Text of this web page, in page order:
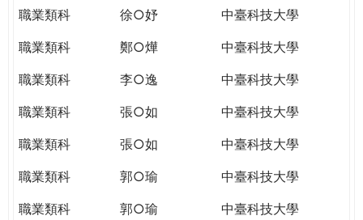
職業類科
徐○妤
中臺科技大學
職業類科
鄭○燁
中臺科技大學
職業類科
李○逸
中臺科技大學
職業類科
張○如
中臺科技大學
職業類科
張○如
中臺科技大學
職業類科
郭○瑜
中臺科技大學
職業類科
郭○瑜
中臺科技大學